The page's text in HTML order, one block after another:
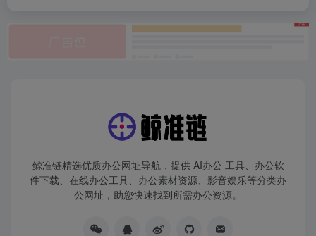
鲸准链精选优质办公网址导航，提供 AI办公 工具、办公软
件下载、在线办公工具、办公素材资源、影音娱乐等分类办
公网址，助您快速找到所需办公资源。